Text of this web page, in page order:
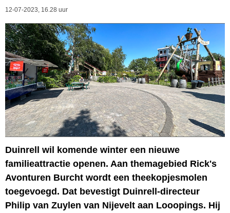
12-07-2023, 16.28 uur
Duinrell wil komende winter een nieuwe
familieattractie openen. Aan themagebied Rick's
Avonturen Burcht wordt een theekopjesmolen
toegevoegd. Dat bevestigt Duinrell-directeur
Philip van Zuylen van Nijevelt aan Looopings. Hij